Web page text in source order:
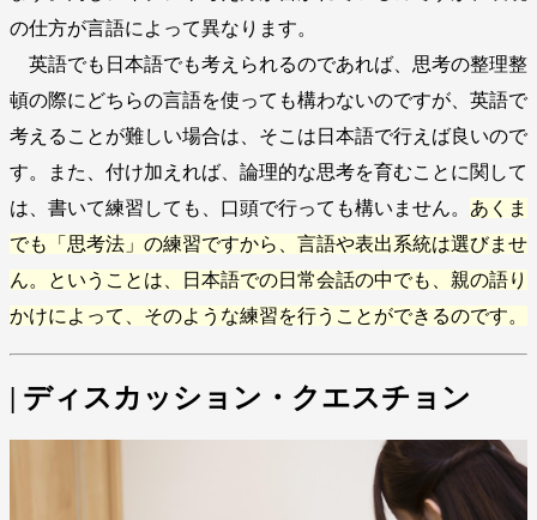
の仕方が言語によって異なります。
英語でも日本語でも考えられるのであれば、思考の整理整
頓の際にどちらの言語を使っても構わないのですが、英語で
考えることが難しい場合は、そこは日本語で行えば良いので
す。また、付け加えれば、論理的な思考を育むことに関して
は、書いて練習しても、口頭で行っても構いません。 あくま
でも「思考法」の練習ですから、言語や表出系統は選びませ
ん。ということは、日本語での日常会話の中でも、親の語り
かけによって、そのような練習を行うことができるのです。
| ディスカッション・クエスチョン